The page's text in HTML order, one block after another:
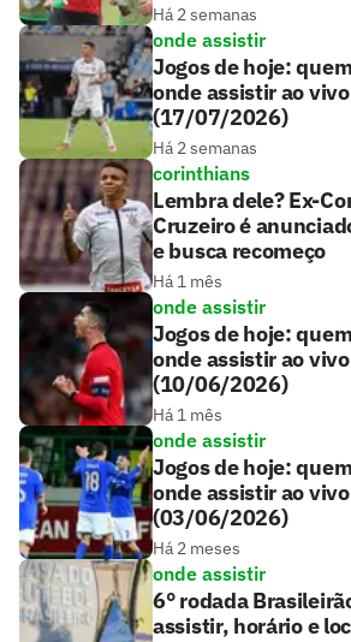
Há 2 semanas
onde assistir
Jogos de hoje:
onde assistir ao
(17/07/2026)
Há 2 semanas
corinthians
Lembra dele? Ex-
Cruzeiro é
e busca recomeço
Há 1 mês
onde assistir
Jogos de hoje:
onde assistir ao
(10/06/2026)
Há 1 mês
onde assistir
Jogos de hoje:
onde assistir ao
(03/06/2026)
Há 2 meses
onde assistir
6° rodada
assistir, horário e